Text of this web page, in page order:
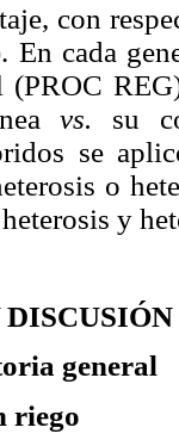
con
En cada
(PROC
vs. su
se
o
y
DISCUSIÓN
general
riego